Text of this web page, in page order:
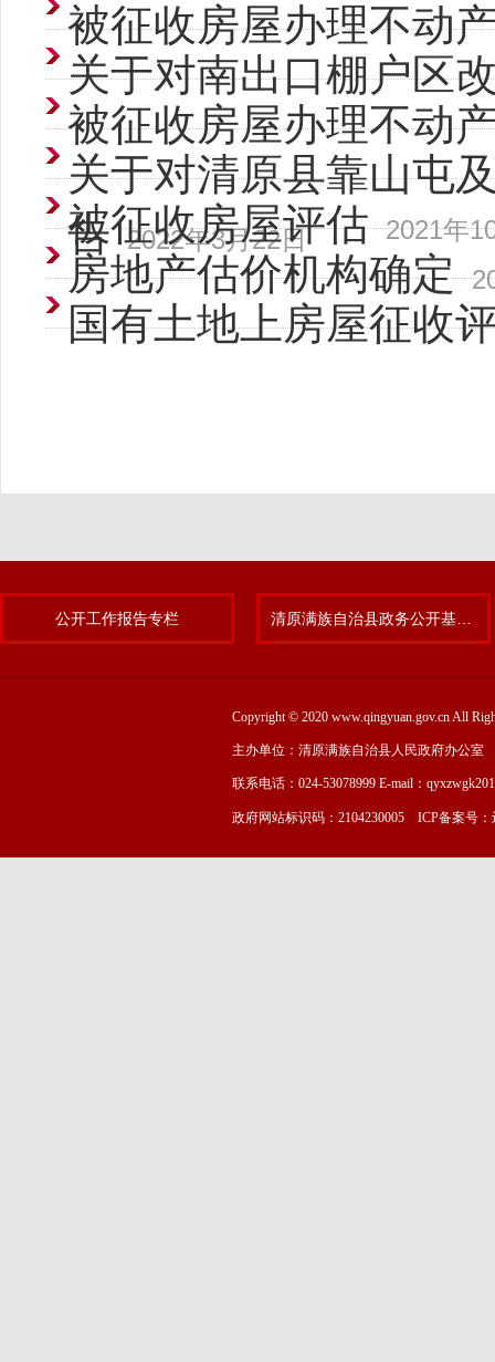
被征收房屋办理不动
关于对南出口棚户区
被征收房屋办理不动
关于对清原县靠山屯
告 2022年3月22日
被征收房屋评估 2021年
房地产估价机构确定
国有土地上房屋征收
公开工作报告专栏
Copyright © 2020 www.qingyuan.gov.cn All
主办单位：清原满族自治县人民政府办公室
联系电话：024-53078999 E-mail：
政府网站标识码：2104230005 ICP备案号：